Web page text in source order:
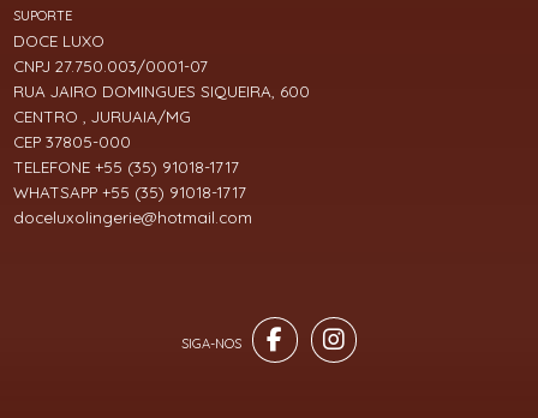
SUPORTE
DOCE LUXO
CNPJ 27.750.003/0001-07
RUA JAIRO DOMINGUES SIQUEIRA, 600
CENTRO , JURUAIA/MG
CEP 37805-000
TELEFONE +55 (35) 91018-1717
WHATSAPP +55 (35) 91018-1717
doceluxolingerie@hotmail.com